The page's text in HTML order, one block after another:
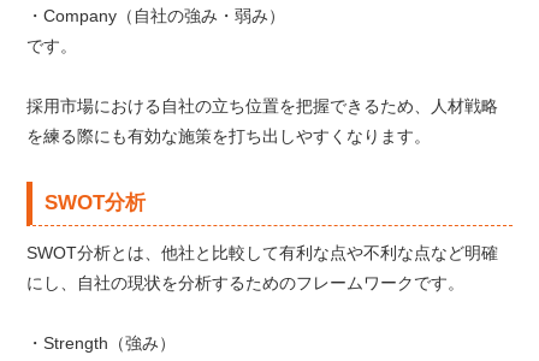
・Company（自社の強み・弱み）
です。
採用市場における自社の立ち位置を把握できるため、人材戦略
を練る際にも有効な施策を打ち出しやすくなります。
SWOT分析
SWOT分析とは、他社と比較して有利な点や不利な点など明確
にし、自社の現状を分析するためのフレームワークです。
・Strength（強み）